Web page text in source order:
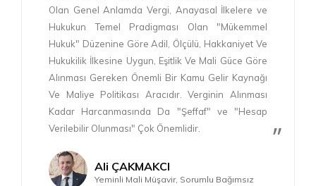
Olan Genel Anlamda Vergi, Anayasal İlkelere ve
Hukukun Temel Pradigması Olan "Mükemmel
Hukuk" Düzenine Göre Adil, Ölçülü, Hakkaniyet Ve
Hukukilik İlkesine Uygun, Eşitlik Ve Mali Güce Göre
Alınması Gereken Önemli Bir Kamu Gelir Kaynağı
Ve Maliye Politikası Aracıdır. Verginin Alınması
Kadar Harcanmasında Da "Şeffaf" ve "Hesap
Verilebilir Olunması" Çok Önemlidir.
Ali ÇAKMAKCI
Yeminli Mali Müşavir, Sorumlu Bağımsız